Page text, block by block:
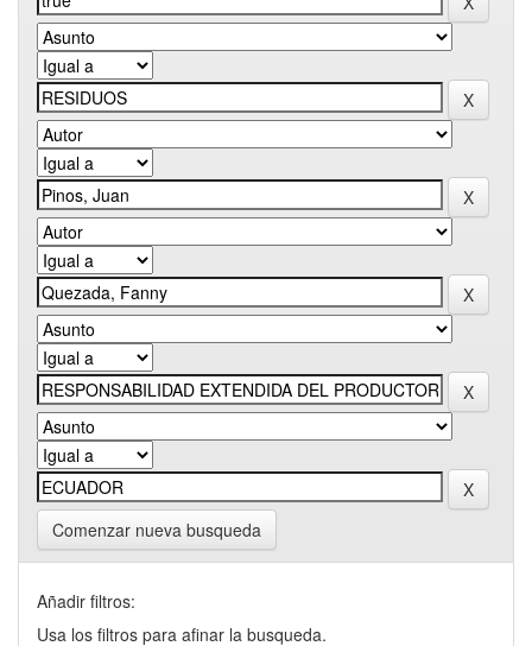
Comenzar nueva busqueda
Añadir filtros:
Usa los filtros para afinar la busqueda.